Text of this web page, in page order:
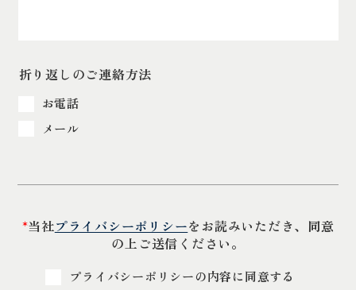
折り返しのご連絡方法
お電話
メール
*当社プライバシーポリシーをお読みいただき、同意
の上ご送信ください。
プライバシーポリシーの内容に同意する